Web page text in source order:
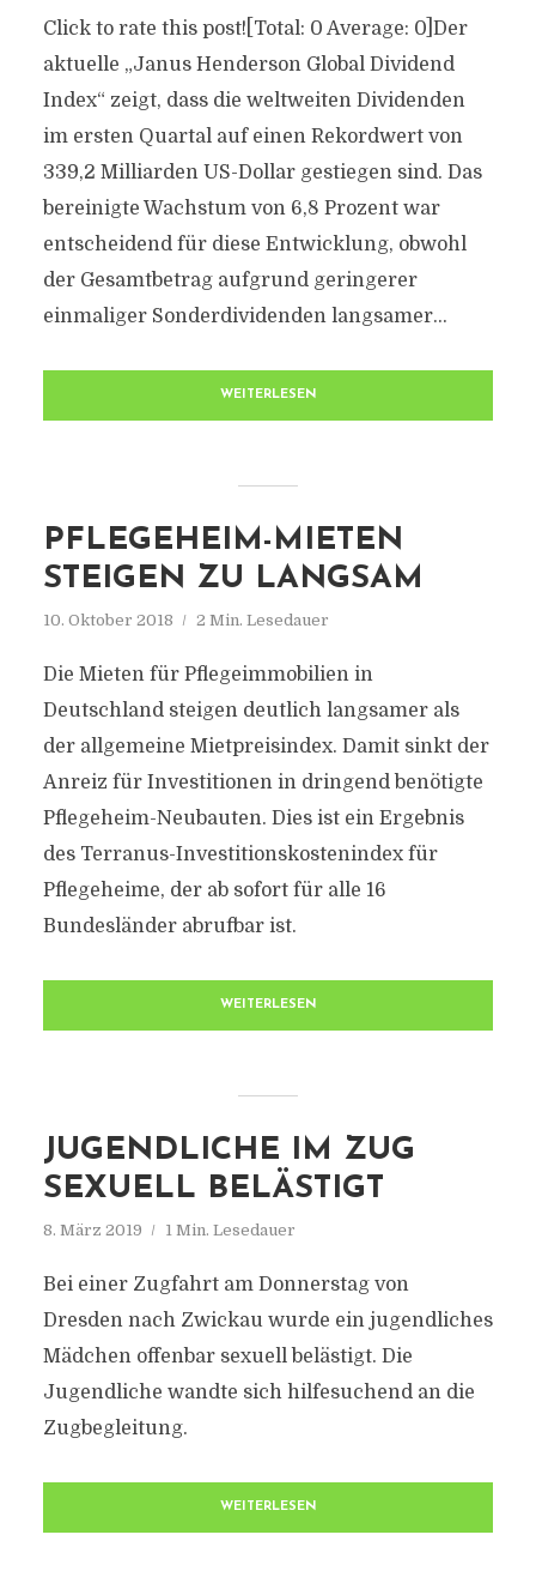
Click to rate this post![Total: 0 Average: 0]Der
aktuelle „Janus Henderson Global Dividend
Index“ zeigt, dass die weltweiten Dividenden
im ersten Quartal auf einen Rekordwert von
339,2 Milliarden US-Dollar gestiegen sind. Das
bereinigte Wachstum von 6,8 Prozent war
entscheidend für diese Entwicklung, obwohl
der Gesamtbetrag aufgrund geringerer
einmaliger Sonderdividenden langsamer...
WEITERLESEN
PFLEGEHEIM-MIETEN
STEIGEN ZU LANGSAM
10. Oktober 2018 2 Min. Lesedauer
Die Mieten für Pflegeimmobilien in
Deutschland steigen deutlich langsamer als
der allgemeine Mietpreisindex. Damit sinkt der
Anreiz für Investitionen in dringend benötigte
Pflegeheim-Neubauten. Dies ist ein Ergebnis
des Terranus-Investitionskostenindex für
Pflegeheime, der ab sofort für alle 16
Bundesländer abrufbar ist.
WEITERLESEN
JUGENDLICHE IM ZUG
SEXUELL BELÄSTIGT
8. März 2019 1 Min. Lesedauer
Bei einer Zugfahrt am Donnerstag von
Dresden nach Zwickau wurde ein jugendliches
Mädchen offenbar sexuell belästigt. Die
Jugendliche wandte sich hilfesuchend an die
Zugbegleitung.
WEITERLESEN